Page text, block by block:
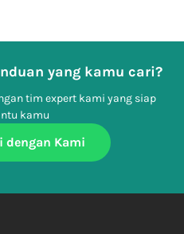
yang kamu cari?
tim expert kami yang siap
kamu
dengan Kami